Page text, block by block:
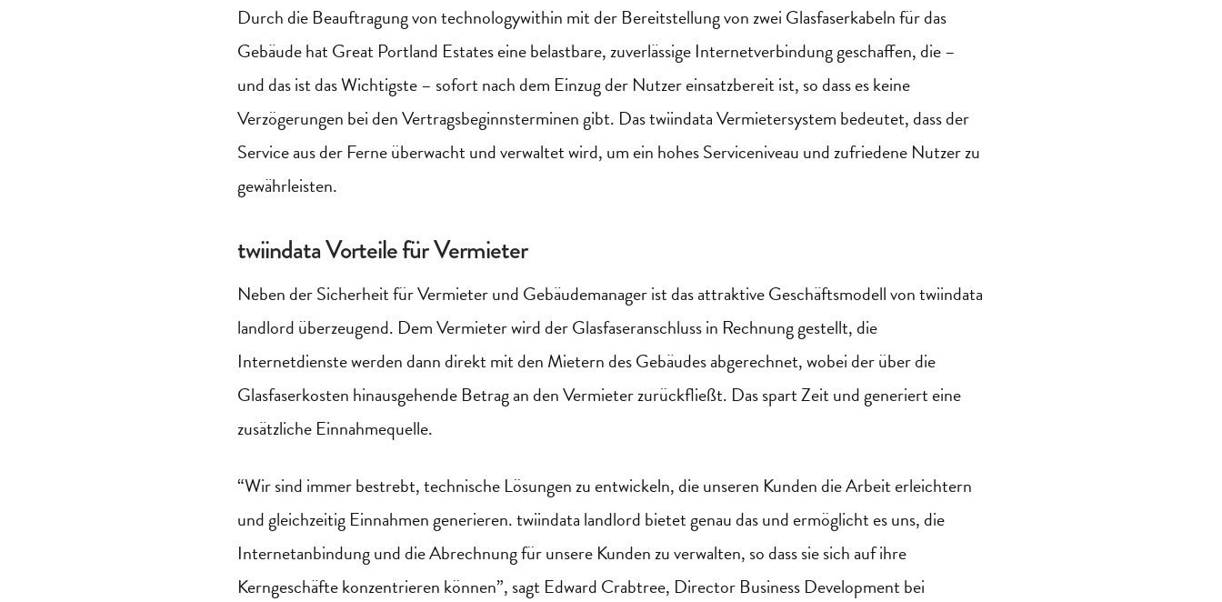
Durch die Beauftragung vontechnologywithin mit der Bereitstellung von zwei Glasfaserkabeln für das
Gebäude hat Great Portland Estateseine belastbare, zuverlässige Internetverbindung geschaffen, die –
und das ist das Wichtigste – sofort nach dem Einzug der Nutzer einsatzbereit ist, so dass es keine
Verzögerungen bei denVertragsbeginnsterminengibt. DastwiindataVermietersystem bedeutet, dass der
Service aus der Ferne überwacht und verwaltet wird, um ein hohes Serviceniveau und zufriedene Nutzer zu
gewährleisten.
twiindataVorteile für Vermieter
Neben der Sicherheit für Vermieter und Gebäudemanager ist das attraktive Geschäftsmodell vontwiindata
landlord überzeugend. Dem Vermieter wird der Glasfaseranschluss in Rechnung gestellt, die
Internetdienste werden dann direkt mit den Mieterndes Gebäudes abgerechnet, wobei der über die
Glasfaserkosten hinausgehende Betrag an den Vermieter zurückfließt. Das spart Zeit und generiert eine
zusätzliche Einnahmequelle.
“Wir sind immer bestrebt, technische Lösungen zu entwickeln, die unseren Kunden die Arbeit erleichtern
und gleichzeitig Einnahmen generieren.twiindata landlord bietet genau das und ermöglicht es uns, die
Internetanbindung und die Abrechnung für unsere Kunden zu verwalten, so dass sie sich auf ihre
Kerngeschäfte konzentrieren können”, sagt Edward Crabtree, Director Business Development bei